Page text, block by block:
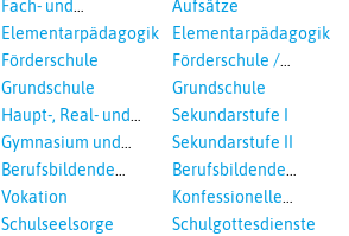
Fach- und
Studientagungen
Elementarpädagogik
Förderschule
Grundschule
Haupt-, Real- und
Oberschule
Gymnasium und
Gesamtschule
Berufsbildende
Schulen
Vokation
Schulseelsorge
Aufsätze
Elementarpädagogik
Förderschule /
Inklusion
Grundschule
Sekundarstufe I
Sekundarstufe II
Berufsbildende
Schulen
Konfessionelle
Kooperation
Schulgottesdienste